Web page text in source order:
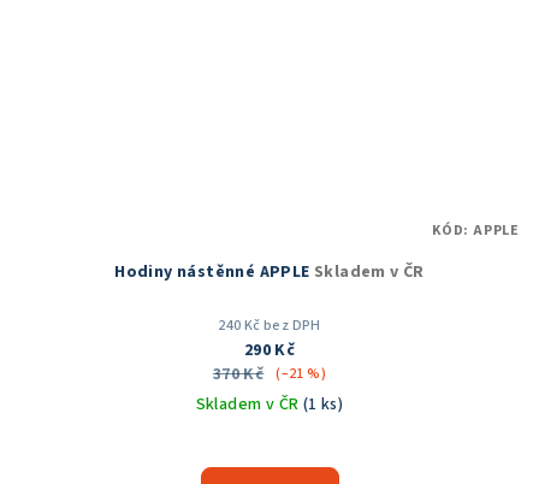
Hodiny nástěnné APPLE Skladem v ČR
240 Kč bez DPH
290 Kč
370 Kč (–21 %)
Skladem v ČR (1 ks)
KÓD: APPLE